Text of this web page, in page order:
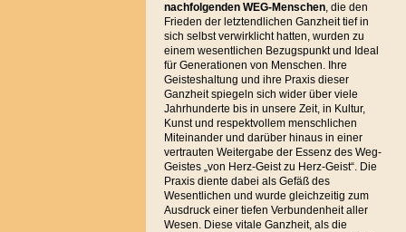
nachfolgenden WEG-Menschen, die den
Frieden der letztendlichen Ganzheit tief in
sich selbst verwirklicht hatten, wurden zu
einem wesentlichen Bezugspunkt und Ideal
für Generationen von Menschen. Ihre
Geisteshaltung und ihre Praxis dieser
Ganzheit spiegeln sich wider über viele
Jahrhunderte bis in unsere Zeit, in Kultur,
Kunst und respektvollem menschlichen
Miteinander und darüber hinaus in einer
vertrauten Weitergabe der Essenz des Weg-
Geistes „von Herz-Geist zu Herz-Geist“. Die
Praxis diente dabei als Gefäß des
Wesentlichen und wurde gleichzeitig zum
Ausdruck einer tiefen Verbundenheit aller
Wesen. Diese vitale Ganzheit, als die